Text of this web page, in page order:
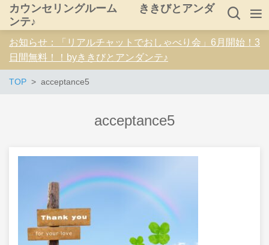
カウンセリングルーム ききびとアンダ
ンテ♪
お知らせ：「リアルチャットでおしゃべり会」6月開始！3
日間無料！！byききびとアンダンテ♪
TOP acceptance5
acceptance5